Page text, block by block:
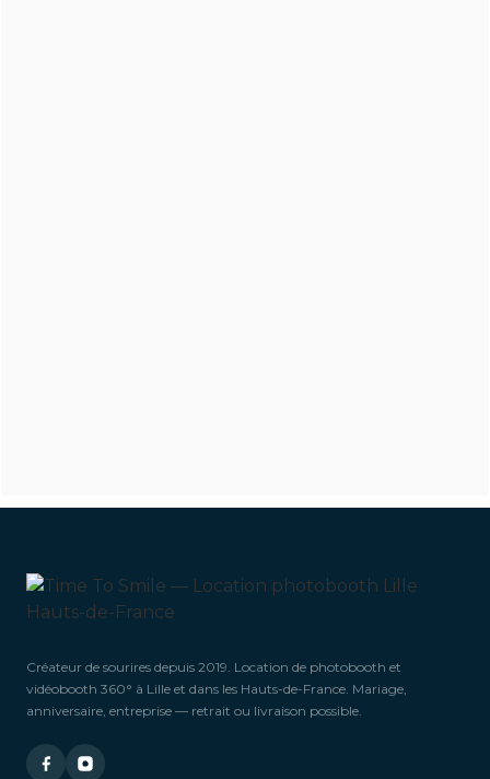
louer vos
accessoires
plusieurs jours ?
Si vous souhaitez réserver un accessoire pour
Créateur de sourires depuis 2019. Location de photobooth et
vidéobooth 360° à Lille et dans les Hauts-de-France. Mariage,
anniversaire, entreprise — retrait ou livraison possible.